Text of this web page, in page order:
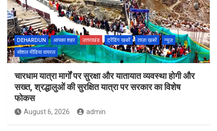
DEHARDUN आपका शहर उत्तराखंड ट्रेंडिंग खबरें ताज़ा ख़बरें
न्यूज़
सोशल मीडिया वायरल
चारधाम यात्रा मार्गों पर सुरक्षा और यातायात व्यवस्था होगी और
सख्त, श्रद्धालुओं की सुरक्षित यात्रा पर सरकार का विशेष
फोकस
August 6, 2026 admin